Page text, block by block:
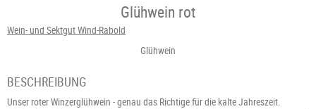
Glühwein rot
Wein- und Sektgut Wind-Rabold
Glühwein
BESCHREIBUNG
Unser roter Winzerglühwein - genau das Richtige für die kalte Jahreszeit.